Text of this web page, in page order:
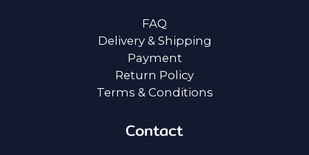
FAQ
Delivery & Shipping
Payment
Return Policy
Terms & Conditions
Contact